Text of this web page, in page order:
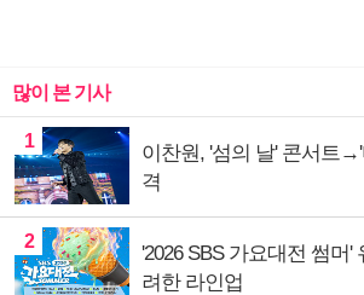
많이 본 기사
1
이찬원, '섬의 날' 콘서트
격
2
'2026 SBS 가요대전 썸
려한 라인업